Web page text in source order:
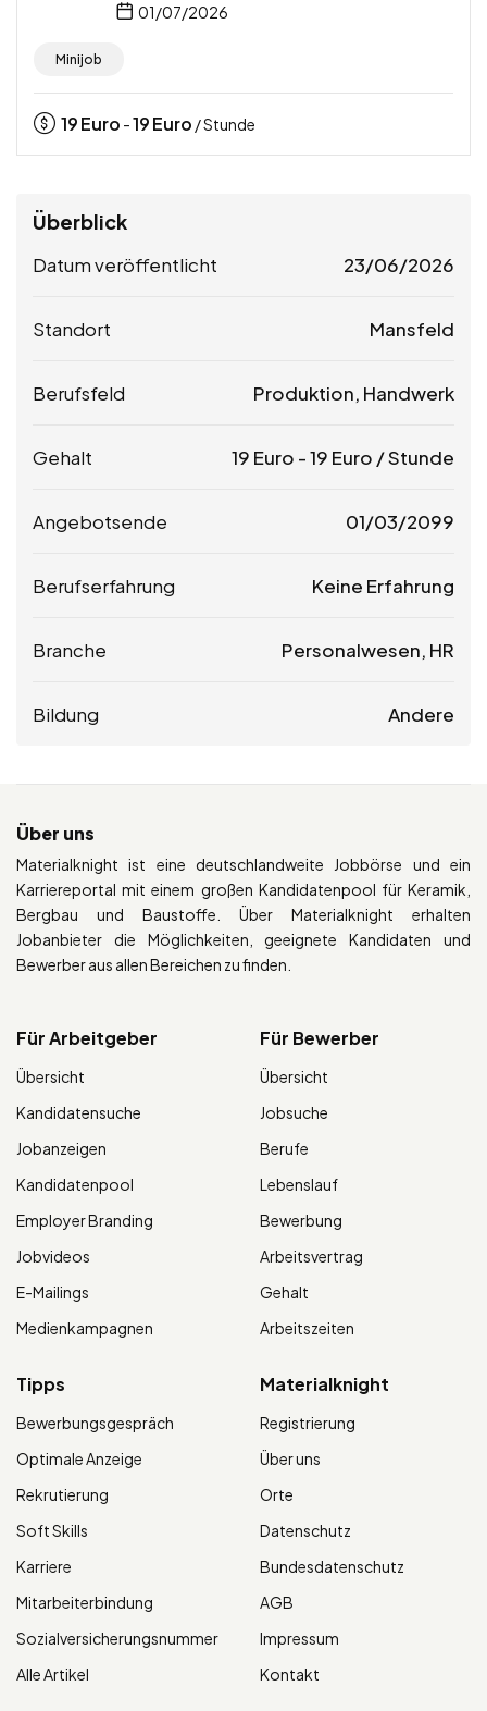
01/07/2026
Minijob
19Euro -19Euro / Stunde
Überblick
Datum veröffentlicht 23/06/2026
Standort Mansfeld
Berufsfeld Produktion, Handwerk
Gehalt 19 Euro -19 Euro / Stunde
Angebotsende 01/03/2099
Berufserfahrung Keine Erfahrung
Branche Personalwesen, HR
Bildung Andere
Über uns
Materialknight ist eine deutschlandweite Jobbörse und ein
Karriereportal mit einem großen Kandidatenpool für Keramik,
Bergbau und Baustoffe. Über Materialknight erhalten
Jobanbieter die Möglichkeiten, geeignete Kandidaten und
Bewerber aus allen Bereichen zu finden.
Für Arbeitgeber
Übersicht
Kandidatensuche
Jobanzeigen
Kandidatenpool
Employer Branding
Jobvideos
E-Mailings
Medienkampagnen
Für Bewerber
Übersicht
Jobsuche
Berufe
Lebenslauf
Bewerbung
Arbeitsvertrag
Gehalt
Arbeitszeiten
Tipps
Bewerbungsgespräch
Optimale Anzeige
Rekrutierung
Soft Skills
Karriere
Mitarbeiterbindung
Sozialversicherungsnummer
Alle Artikel
Materialknight
Registrierung
Über uns
Orte
Datenschutz
Bundesdatenschutz
AGB
Impressum
Kontakt